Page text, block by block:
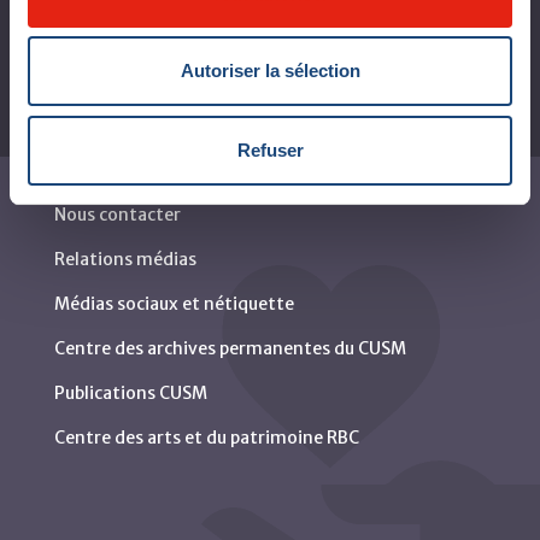
Autoriser la sélection
Refuser
Nous contacter
Relations médias
Médias sociaux et nétiquette
Centre des archives permanentes du CUSM
Publications CUSM
Centre des arts et du patrimoine RBC